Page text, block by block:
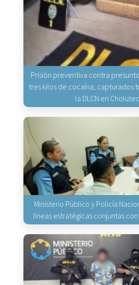
Prisión preventiva contra
tres kilos de cocaína, capturados
la DLCN en
Ministerio Público y Policía
líneas estratégicas conjuntas